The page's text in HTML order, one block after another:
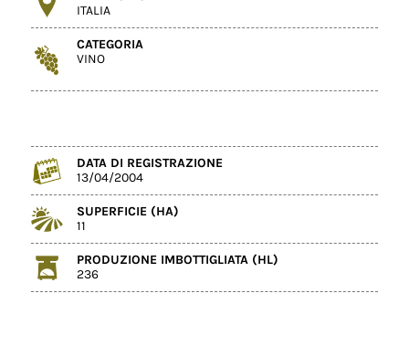
ITALIA
CATEGORIA
VINO
DATA DI REGISTRAZIONE
13/04/2004
SUPERFICIE (HA)
11
PRODUZIONE IMBOTTIGLIATA (HL)
236